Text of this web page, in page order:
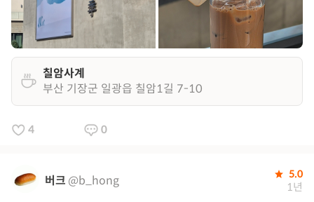
칠암사계
부산 기장군 일광읍 칠암1길 7-10
4 0
버크 @b_hong 5.0
1년